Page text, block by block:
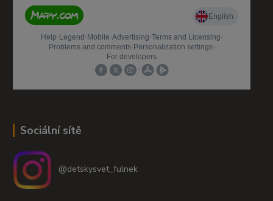
Sociální sítě
@detskysvet_fulnek